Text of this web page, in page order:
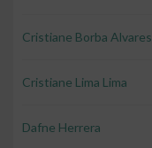
Cristiane Borba Alvares
Cristiane Lima Lima
Dafne Herrera